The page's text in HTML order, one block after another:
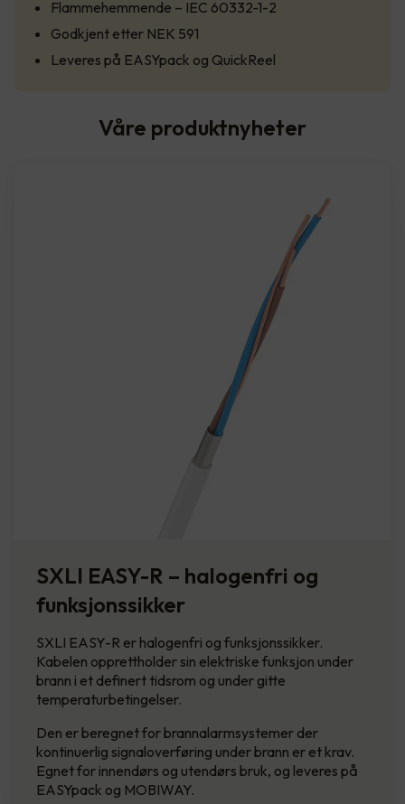
Flammehemmende – IEC 60332-1-2
Godkjent etter NEK 591
Leveres på EASYpack og QuickReel
Våre produktnyheter
SXLI EASY-R – halogenfri og
funksjonssikker
SXLI EASY-R er halogenfri og funksjonssikker.
Kabelen opprettholder sin elektriske funksjon under
brann i et definert tidsrom og under gitte
temperaturbetingelser.
Den er beregnet for brannalarmsystemer der
kontinuerlig signaloverføring under brann er et krav.
Egnet for innendørs og utendørs bruk, og leveres på
EASYpack og MOBIWAY.